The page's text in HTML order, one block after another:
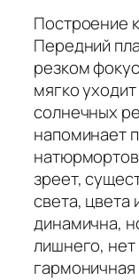
Построение
Передний
резком
мягко
солнечных
напоминает
натюрмортов
зреет,
света,
динамична,
лишнего, нет
гармоничная